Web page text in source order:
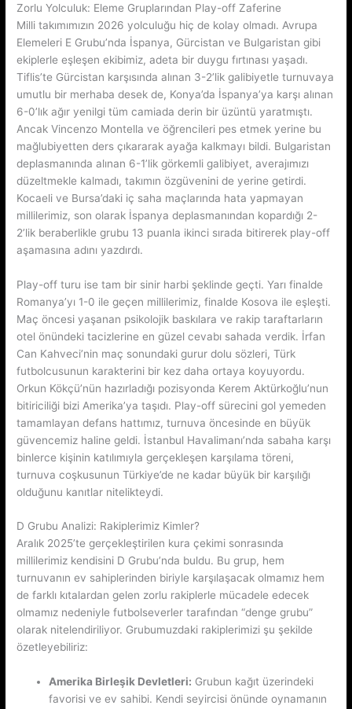
Zorlu Yolculuk: Eleme Gruplarından Play-off Zaferine
Milli takımımızın 2026 yolculuğu hiç de kolay olmadı. Avrupa
Elemeleri E Grubu’nda İspanya, Gürcistan ve Bulgaristan gibi
ekiplerle eşleşen ekibimiz, adeta bir duygu fırtınası yaşadı.
Tiflis’te Gürcistan karşısında alınan 3-2’lik galibiyetle turnuvaya
umutlu bir merhaba desek de, Konya’da İspanya’ya karşı alınan
6-0’lık ağır yenilgi tüm camiada derin bir üzüntü yaratmıştı.
Ancak Vincenzo Montella ve öğrencileri pes etmek yerine bu
mağlubiyetten ders çıkararak ayağa kalkmayı bildi. Bulgaristan
deplasmanında alınan 6-1’lik görkemli galibiyet, averajımızı
düzeltmekle kalmadı, takımın özgüvenini de yerine getirdi.
Kocaeli ve Bursa’daki iç saha maçlarında hata yapmayan
millilerimiz, son olarak İspanya deplasmanından kopardığı 2-
2’lik beraberlikle grubu 13 puanla ikinci sırada bitirerek play-off
aşamasına adını yazdırdı.
Play-off turu ise tam bir sinir harbi şeklinde geçti. Yarı finalde
Romanya’yı 1-0 ile geçen millilerimiz, finalde Kosova ile eşleşti.
Maç öncesi yaşanan psikolojik baskılara ve rakip taraftarların
otel önündeki tacizlerine en güzel cevabı sahada verdik. İrfan
Can Kahveci’nin maç sonundaki gurur dolu sözleri, Türk
futbolcusunun karakterini bir kez daha ortaya koyuyordu.
Orkun Kökçü’nün hazırladığı pozisyonda Kerem Aktürkoğlu’nun
bitiriciliği bizi Amerika’ya taşıdı. Play-off sürecini gol yemeden
tamamlayan defans hattımız, turnuva öncesinde en büyük
güvencemiz haline geldi. İstanbul Havalimanı’nda sabaha karşı
binlerce kişinin katılımıyla gerçekleşen karşılama töreni,
turnuva coşkusunun Türkiye’de ne kadar büyük bir karşılığı
olduğunu kanıtlar nitelikteydi.
D Grubu Analizi: Rakiplerimiz Kimler?
Aralık 2025’te gerçekleştirilen kura çekimi sonrasında
millilerimiz kendisini D Grubu’nda buldu. Bu grup, hem
turnuvanın ev sahiplerinden biriyle karşılaşacak olmamız hem
de farklı kıtalardan gelen zorlu rakiplerle mücadele edecek
olmamız nedeniyle futbolseverler tarafından “denge grubu”
olarak nitelendiriliyor. Grubumuzdaki rakiplerimizi şu şekilde
özetleyebiliriz:
Amerika Birleşik Devletleri: Grubun kağıt üzerindeki
favorisi ve ev sahibi. Kendi seyircisi önünde oynamanın